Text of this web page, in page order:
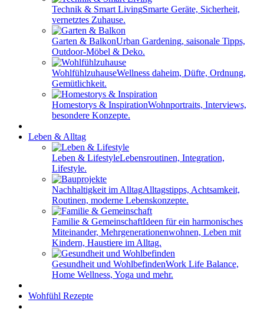
Technik & Smart LivingSmarte Geräte, Sicherheit,
vernetztes Zuhause.
Garten & BalkonUrban Gardening, saisonale Tipps,
Outdoor-Möbel & Deko.
WohlfühlzuhauseWellness daheim, Düfte, Ordnung,
Gemütlichkeit.
Homestorys & InspirationWohnportraits, Interviews,
besondere Konzepte.
Leben & Alltag
Leben & LifestyleLebensroutinen, Integration,
Lifestyle.
Nachhaltigkeit im AlltagAlltagstipps, Achtsamkeit,
Routinen, moderne Lebenskonzepte.
Familie & GemeinschaftIdeen für ein harmonisches
Miteinander, Mehrgenerationenwohnen, Leben mit
Kindern, Haustiere im Alltag.
Gesundheit und WohlbefindenWork Life Balance,
Home Wellness, Yoga und mehr.
Wohfühl Rezepte